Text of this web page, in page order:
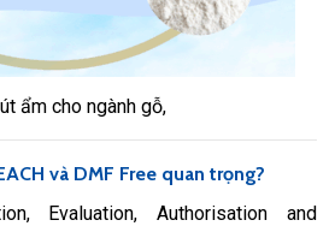
ẩm cho ngành gỗ,
và DMF Free quan trọng?
Evaluation, Authorisation and